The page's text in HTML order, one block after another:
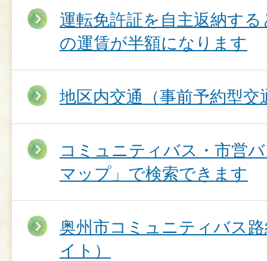
運転免許証を自主返納す
の運賃が半額になります
地区内交通（事前予約型交
コミュニティバス・市営
マップ」で検索できます
奥州市コミュニティバス
イト）